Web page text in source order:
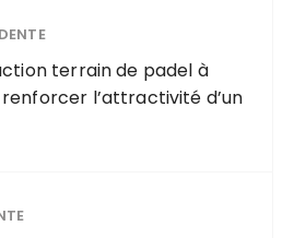
terrain de padel à
l’attractivité d’un